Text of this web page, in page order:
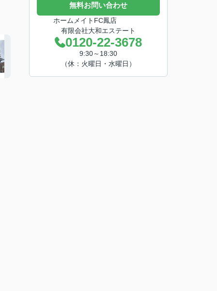
無料お問い合わせ
ホームメイトFC鳳店
有限会社大和エステート
0120-22-3678
9:30～18:30
（休：火曜日・水曜日）